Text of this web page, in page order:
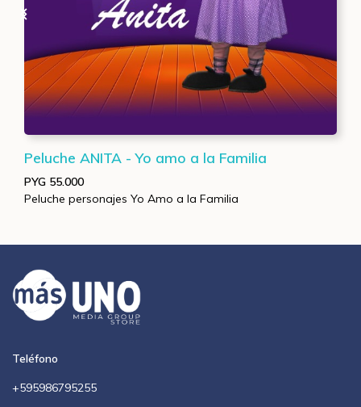
Peluche ANITA - Yo amo a la Familia
PYG 55.000
Peluche personajes Yo Amo a la Familia
Teléfono
+595986795255